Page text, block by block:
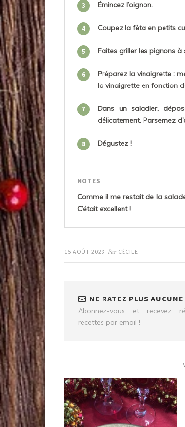
3 Émincez l’oignon.
4 Coupez la fêta en petits
5 Faites griller les pignons à
6
Préparez la vinaigrette :
la vinaigrette en fonction
7
Dans un saladier,
délicatement. Parsemez
8 Dégustez !
NOTES
Comme il me restait de la
C’était excellent !
15 AOÛT 2023 Par CÉCILE
NE RATEZ PLUS
Abonnez-vous et recevez
recettes par email !